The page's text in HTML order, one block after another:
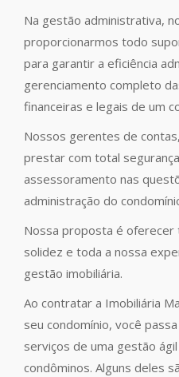
Na gestão administrativa,
proporcionarmos todo
para garantir a eficiência
gerenciamento completo
financeiras e legais de um
Nossos gerentes de
prestar com total
assessoramento nas
administração do
Nossa proposta é oferecer
solidez e toda a nossa
gestão imobiliária.
Ao contratar a Imobiliária
seu condomínio, você
serviços de uma gestão
condôminos. Alguns deles